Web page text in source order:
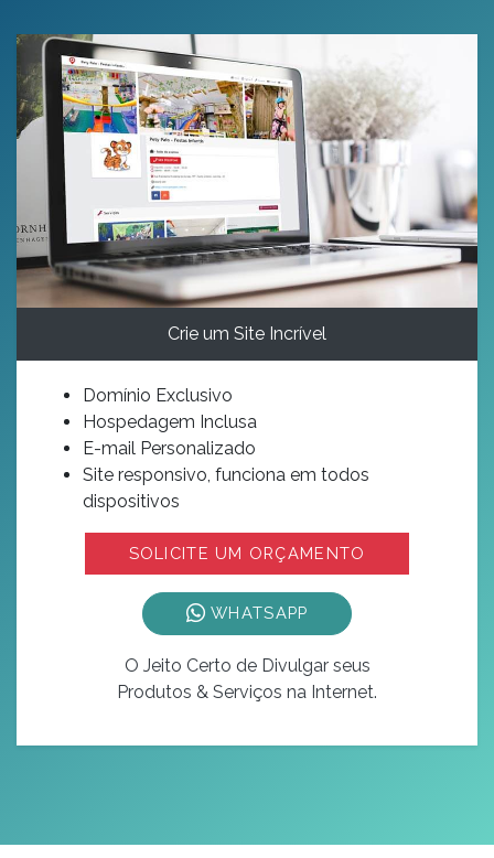
Crie um Site Incrível
Domínio Exclusivo
Hospedagem Inclusa
E-mail Personalizado
Site responsivo, funciona em todos
dispositivos
SOLICITE UM ORÇAMENTO
WHATSAPP
O Jeito Certo de Divulgar seus
Produtos & Serviços na Internet.